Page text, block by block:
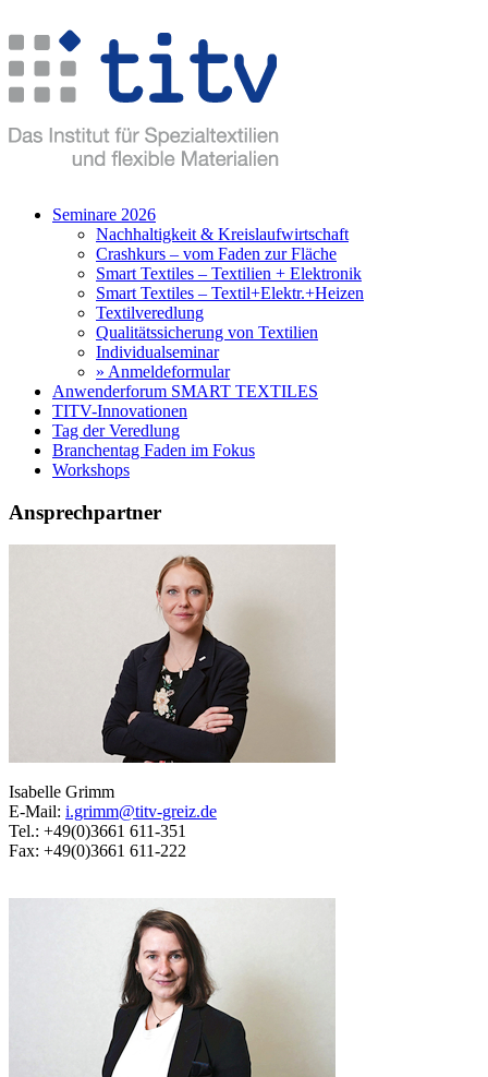
Seminare 2026
Nachhaltigkeit & Kreislaufwirtschaft
Crashkurs – vom Faden zur Fläche
Smart Textiles – Textilien + Elektronik
Smart Textiles – Textil+Elektr.+Heizen
Textilveredlung
Qualitätssicherung von Textilien
Individualseminar
» Anmeldeformular
Anwenderforum SMART TEXTILES
TITV-Innovationen
Tag der Veredlung
Branchentag Faden im Fokus
Workshops
Ansprechpartner
Isabelle Grimm
E-Mail: i.grimm@titv-greiz.de
Tel.: +49(0)3661 611-351
Fax: +49(0)3661 611-222